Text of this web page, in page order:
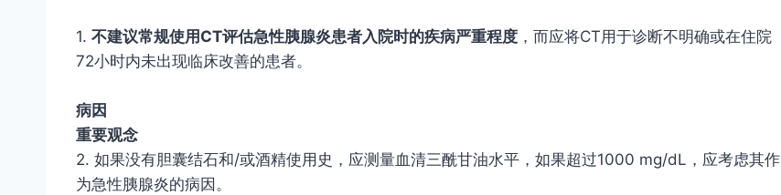
1. 不建议常规使用 CT评估急性胰腺炎患者入院时的疾病严重程度 ，而应将CT用于诊断不明确或在住院
72小时内未出现临床改善的患者。
病因
重要观念
2. 如果没有胆囊结石和/或酒精使用史，应测量血清三酰甘油水平，如果超过1000 mg/dL，应考虑其作
为急性胰腺炎的病因。